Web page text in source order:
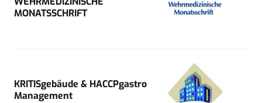
MONATSSCHRIFT
KRITISgebäude & HACCPgastro
Management